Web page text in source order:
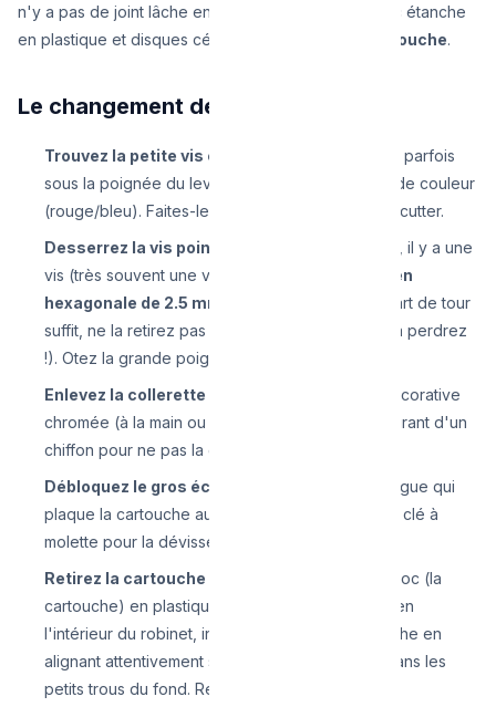
n'y a pas de joint lâche en caoutchouc, mais un bloc étanche
en plastique et disques céramiques appelé :
la cartouche.
Le changement de cartouche :
Trouvez la petite vis cachée :
Sur le devant ou parfois
sous la poignée du levier, il y a un infime cache de couleur
(rouge/bleu). Faites-le sauter avec une lame de cutter.
Desserrez la vis pointeau :
À l'intérieur du trou, il y a une
vis (très souvent une vis nécessitant une clé
Allen
hexagonale de 2.5 mm ou 3 mm
). Un léger quart de tour
suffit, ne la retirez pas entièrement (sinon vous la perdrez
!). Otez la grande poignée par le haut.
Enlevez la collerette :
Dévissez la collerette décorative
chromée (à la main ou avec prudence en l'entourant d'un
chiffon pour ne pas la griffer avec une pince).
Débloquez le gros écrou en laiton :
C'est la bague qui
plaque la cartouche au fond. Utilisez une grosse clé à
molette pour la dévisser.
Retirez la cartouche et remplacez :
Tirez le bloc (la
cartouche) en plastique vers le haut. Essuyez bien
l'intérieur du robinet, insérez la nouvelle cartouche en
alignant attentivement ses ergots de centrage dans les
petits trous du fond. Resserrez l'écrou de laiton